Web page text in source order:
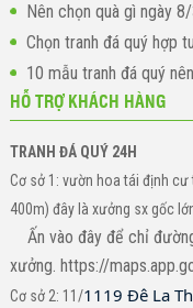
Nên chọn quà gì ngày
Chọn tranh đá quý hợp
10 mẫu tranh đá quý
HỖ TRỢ KHÁCH HÀNG
TRANH ĐÁ QUÝ 24H
Cơ sở 1: vườn hoa tái định
400m) đây là xưởng sx gốc
Ấn vào đây để chỉ
xưởng. https://
Cơ sở 2: 11/1119 Đê La